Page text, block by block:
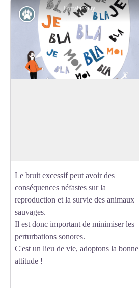
LorraineSuty
Faune
Le bruit excessif peut avoir des
conséquences néfastes sur la
reproduction et la survie des animaux
sauvages.
Il est donc important de minimiser les
perturbations sonores.
C'est un lieu de vie, adoptons la bonne
attitude !